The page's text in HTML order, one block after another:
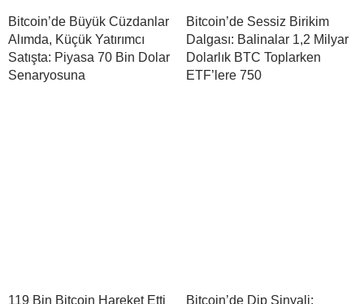
Bitcoin’de Büyük Cüzdanlar
Alımda, Küçük Yatırımcı
Satışta: Piyasa 70 Bin Dolar
Senaryosuna
Bitcoin’de Sessiz Birikim
Dalgası: Balinalar 1,2 Milyar
Dolarlık BTC Toplarken
ETF’lere 750
119 Bin Bitcoin Hareket Etti Bitcoin’de Dip Sinyali: